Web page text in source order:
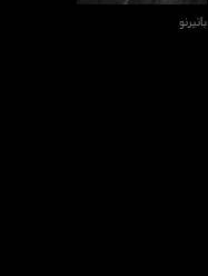
باتيرنو